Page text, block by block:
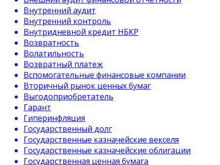
Внутренний аудит
Внутренний контроль
Внутридневной кредит НБКР
Возвратность
Волатильность
Возвратный платеж
Вспомогательные финансовые компании
Вторичный рынок ценных бумаг
Выгодоприобретатель
Гарант
Гиперинфляция
Государственный долг
Государственные казначейские векселя
Государственные казначейские облигации
Государственная ценная бумага